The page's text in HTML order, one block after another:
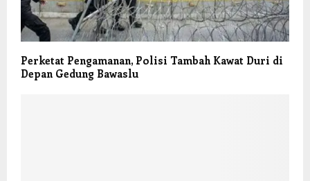
Perketat Pengamanan, Polisi Tambah Kawat Duri di
Depan Gedung Bawaslu